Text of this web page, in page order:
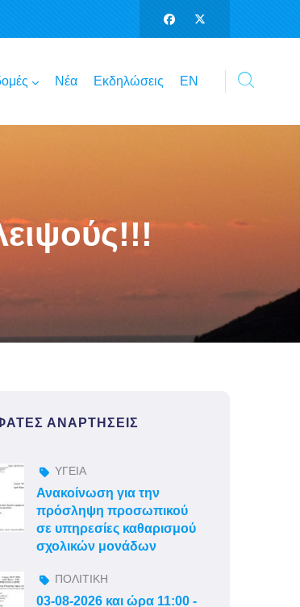
Νέα Εκδηλώσεις ΕΝ
ΑΝΑΡΤΉΣΕΙΣ
ΥΓΕΙΑ
Ανακοίνωση για την
πρόσληψη προσωπικού
σε υπηρεσίες καθαρισμού
σχολικών μονάδων
ΠΟΛΙΤΙΚΗ
03-08-2026 και ώρα 11:00 -